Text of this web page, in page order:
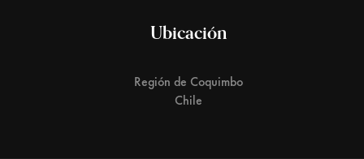
Ubicación
Región de Coquimbo
Chile